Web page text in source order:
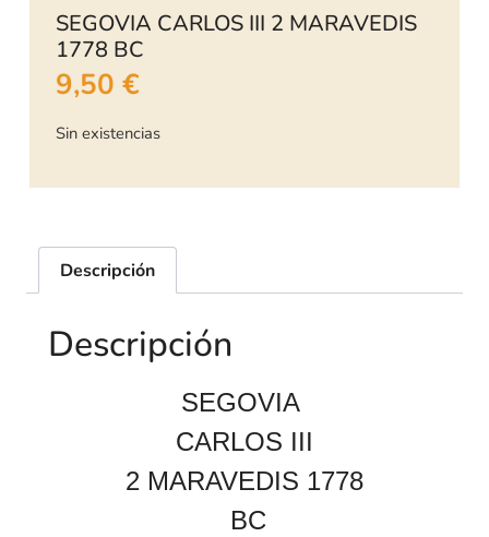
SEGOVIA CARLOS III 2 MARAVEDIS
1778 BC
9,50 €
Sin existencias
Descripción
Descripción
SEGOVIA
CARLOS III
2 MARAVEDIS 1778
BC